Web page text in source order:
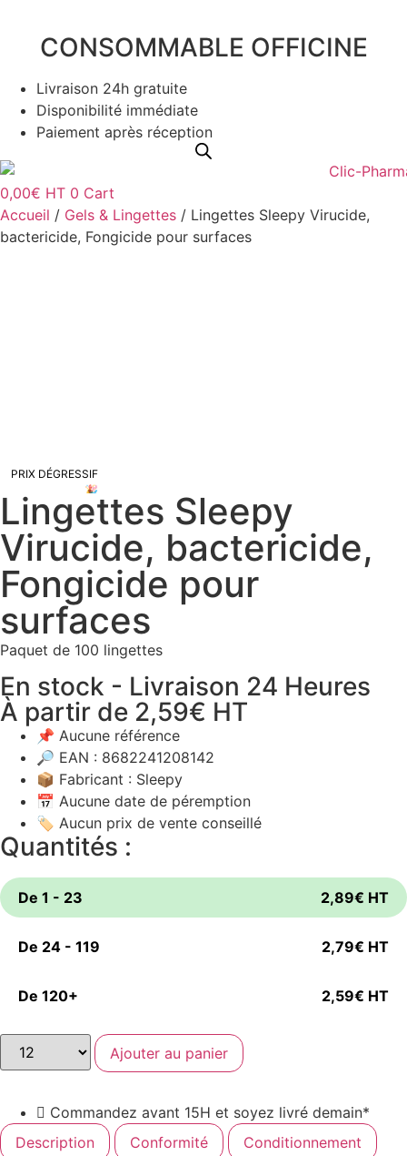
CONSOMMABLE OFFICINE
Livraison 24h gratuite
Disponibilité immédiate
Paiement après réception
0,00€ HT 0 Cart
Accueil / Gels & Lingettes / Lingettes Sleepy Virucide,
bactericide, Fongicide pour surfaces
PRIX DÉGRESSIF
🎉
Lingettes Sleepy
Virucide, bactericide,
Fongicide pour
surfaces
Paquet de 100 lingettes
En stock - Livraison 24 Heures
À partir de 2,59€ HT
📌 Aucune référence
🔎 EAN : 8682241208142
📦 Fabricant : Sleepy
📅 Aucune date de péremption
🏷️ Aucun prix de vente conseillé
Quantités :
De 1 - 23 2,89€ HT
De 24 - 119 2,79€ HT
De 120+ 2,59€ HT
Ajouter au panier
Commandez avant 15H et soyez livré demain*
Description
Conformité Conditionnement